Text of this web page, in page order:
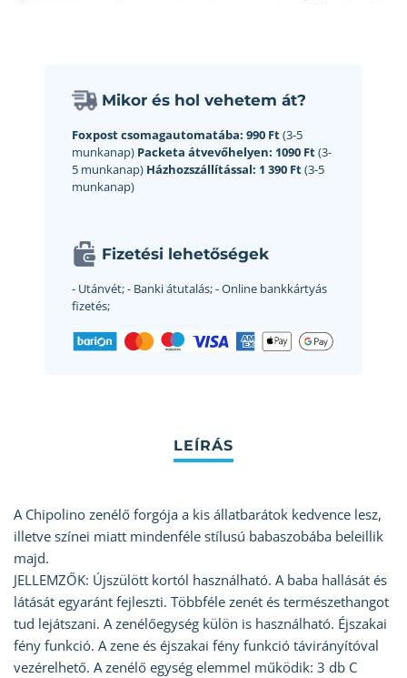
Mikor és hol vehetem át?
Foxpost csomagautomatába: 990 Ft(3-5
munkanap) Packeta átvevőhelyen: 1090 Ft(3-
5 munkanap) Házhozszállítással: 1 390 Ft(3-5
munkanap)
Fizetési lehetőségek
- Utánvét;- Banki átutalás;- Online bankkártyás
fizetés;
A Chipolino zenélő forgója a kis állatbarátok kedvence lesz,
illetve színei miatt mindenféle stílusú babaszobába beleillik
majd.
JELLEMZŐK: Újszülött kortól használható. A baba hallását és
látását egyaránt fejleszti. Többféle zenét és természethangot
tud lejátszani. A zenélőegység külön is használható. Éjszakai
fény funkció. A zene és éjszakai fény funkció távirányítóval
vezérelhető. A zenélő egység elemmel működik: 3 db C